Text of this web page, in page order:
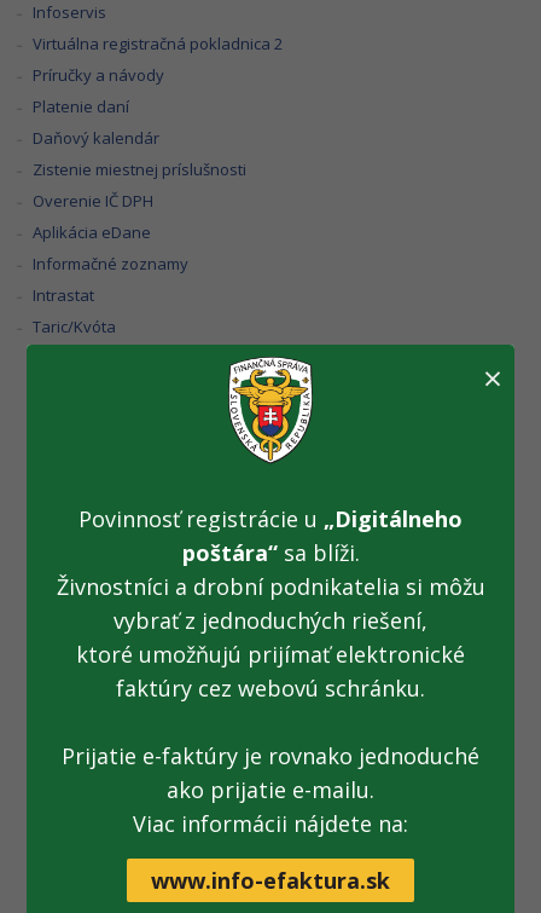
Infoservis
Virtuálna registračná pokladnica 2
Príručky a návody
Platenie daní
Daňový kalendár
Zistenie miestnej príslušnosti
Overenie IČ DPH
Aplikácia eDane
Informačné zoznamy
Intrastat
Taric/Kvóta
Colníci zhabali
drogy za tisíce eur
(12.11.2013)
Fotogaléria k TS z 12.11.2013: Colníci zhabali drogy za tisíce
Všetky fotogalérie
×
Povinnosť registrácie u „Digitálneho
poštára“sa blíži.
Živnostníci a drobní podnikatelia si môžu
vybrať z jednoduchých riešení,
ktoré umožňujú prijímať elektronické
faktúry cez webovú schránku.
Prijatie e-faktúry je rovnako jednoduché
ako prijatie e-mailu.
Viac informácii nájdete na:
www.info-efaktura.sk